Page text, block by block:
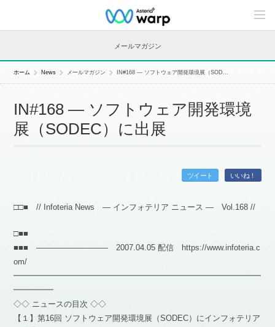
C
n
n
メールマガジン
ホーム News メールマガジン IN#168 — ソフトウェア開発環境展（SOD...
IN#168 — ソフトウェア開発環境
展（SODEC）に出展
ツイート いいね！
□□■ // Infoteria News — インフォテリア ニュース — Vol.168 //
□■■
■■■ ――――――――― 2007.04.05 配信 https://www.infoteria.c
om/
━━━━━━━━━━━━━━━━━━━━━━━━━━━━━━━
━━━━━
◇◇ ニュースの目次 ◇◇
【１】第16回 ソフトウェア開発環境展（SODEC）にインフォテリア